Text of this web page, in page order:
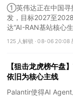
①英伟达正在中国寻
发，目标2027至
达“AI-RAN基站核心
入口，公司凭借数
头进化为企业智能
125 人解锁 ·08-06 20:08
【狙击龙虎榜午盘
依旧为核心主线
Palantir使得AI Agent